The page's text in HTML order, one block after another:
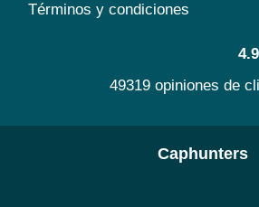
Términos y condiciones
4.9
49319 opiniones de
Caphunters